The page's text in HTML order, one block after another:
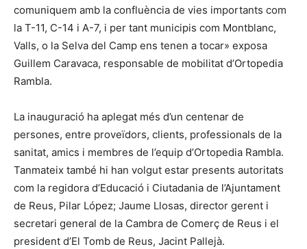
comuniquem amb la confluència de vies importants com
la T-11, C-14 i A-7, i per tant municipis com Montblanc,
Valls, o la Selva del Camp ens tenen a tocar» exposa
Guillem Caravaca, responsable de mobilitat d’Ortopedia
Rambla.
La inauguració ha aplegat més d’un centenar de
persones, entre proveïdors, clients, professionals de la
sanitat, amics i membres de l’equip d’Ortopedia Rambla.
Tanmateix també hi han volgut estar presents autoritats
com la regidora d’Educació i Ciutadania de l’Ajuntament
de Reus, Pilar López; Jaume Llosas, director gerent i
secretari general de la Cambra de Comerç de Reus i el
president d’El Tomb de Reus, Jacint Pallejà.